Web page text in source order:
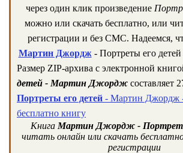
через один клик произведение
можно или скачать бесплатно, или
регистрации и без СМС. Надеемся,
Мартин Джордж - Портреты его
Размер ZIP-архива c электронной
детей - Мартин Джордж составляет
Портреты его детей - Мартин Джордж -
бесплатно книгу
Книга Мартин Джордж -
читать онлайн или скачать
регистрации